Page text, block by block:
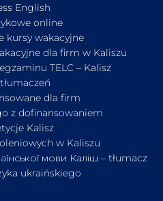
English
online
kursy wakacyjne
dla firm w Kaliszu
TELC – Kalisz
dla firm
z dofinansowaniem
Kalisz
w Kaliszu
мови Каліш – tłumacz
ukraińskiego